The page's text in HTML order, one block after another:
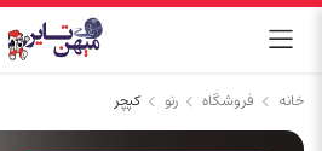
خانه فروشگاه رنو کپچر